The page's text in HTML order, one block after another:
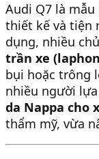
Audi Q7 là mẫu
thiết kế và tiện
dụng, nhiều
trần xe
bụi hoặc trông
nhiều người
da Nappa cho
thẩm mỹ, vừa